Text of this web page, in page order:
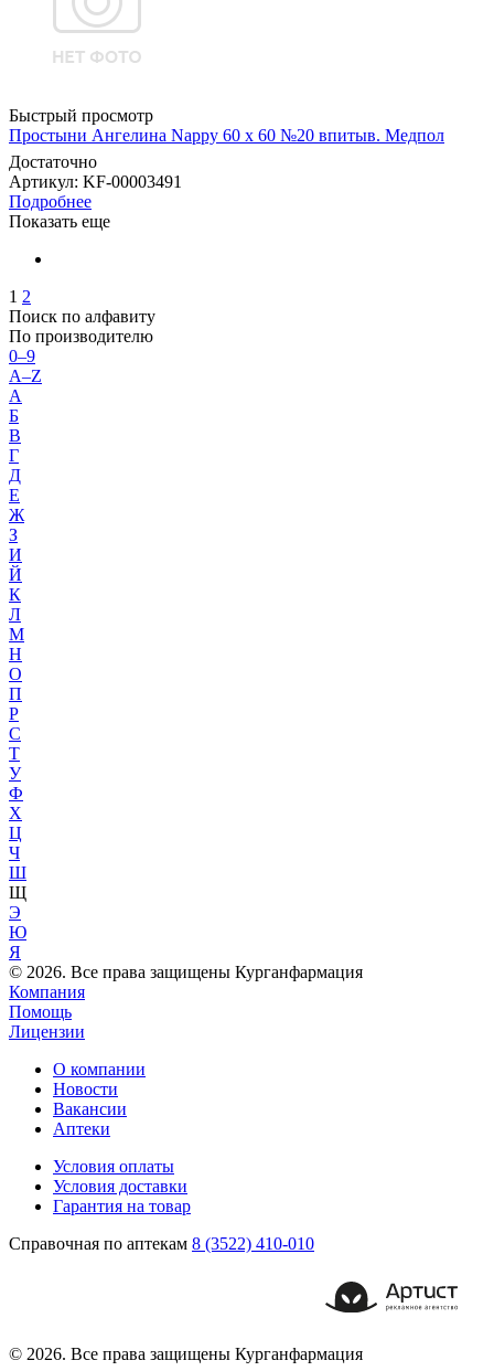
Быстрый просмотр
Простыни Ангелина Nappy 60 х 60 №20 впитыв. Медпол
Достаточно
Артикул: KF-00003491
Подробнее
Показать еще
1 2
Поиск по алфавиту
По производителю
0–9
A–Z
А
Б
В
Г
Д
Е
Ж
З
И
Й
К
Л
М
Н
О
П
Р
С
Т
У
Ф
Х
Ц
Ч
Ш
Щ
Э
Ю
Я
© 2026. Все права защищены Курганфармация
Компания
Помощь
Лицензии
О компании
Новости
Вакансии
Аптеки
Условия оплаты
Условия доставки
Гарантия на товар
Справочная по аптекам 8 (3522) 410-010
© 2026. Все права защищены Курганфармация